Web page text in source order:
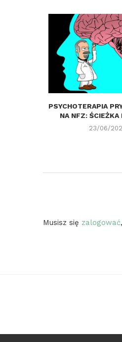
PSYCHOTERAPIA
NA NFZ: ŚCIEŻKA
23/06/
Musisz się zalogować